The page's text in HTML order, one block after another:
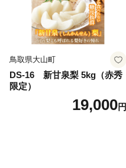
鳥取県大山町
DS-16 新甘泉梨 5kg（赤秀
限定）
19,000円